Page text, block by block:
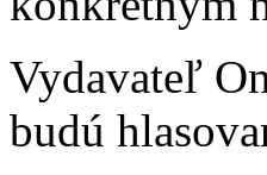
Vydavateľ
budú